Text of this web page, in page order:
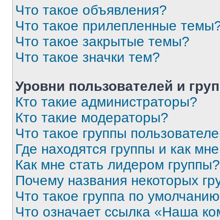
Что такое объявления?
Что такое прилепленные
Что такое закрытые темы?
Что такое значки тем?
Уровни пользователей и
Кто такие администраторы?
Кто такие модераторы?
Что такое группы
Где находятся группы и как
Как мне стать лидером группы?
Почему названия некоторых
Что такое группа по
Что означает ссылка «Наша